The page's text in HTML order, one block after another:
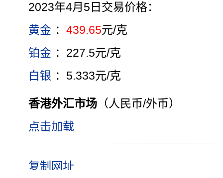
2023年4月5日交易价格：
黄金 ：439.65元/克
铂金 ：227.5元/克
白银 ：5.333元/克
香港外汇市场 （人民币/外币）
点击加载